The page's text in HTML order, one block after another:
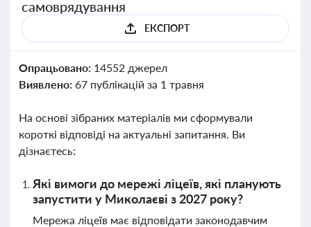
самоврядування
ЕКСПОРТ
Опрацьовано: 14552 джерел
Виявлено: 67 публікацій за 1 травня
На основі зібраних матеріалів ми сформували
короткі відповіді на актуальні запитання. Ви
дізнаєтесь:
Які вимоги до мережі ліцеїв, які планують
запустити у Миколаєві з 2027 року?
Мережа ліцеїв має відповідати законодавчим